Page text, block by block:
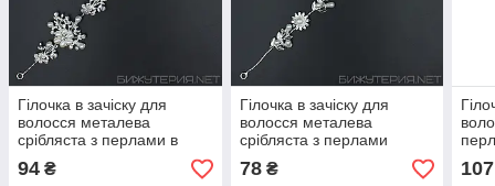
Гілочка в зачіску для
волосся металева
срібляста з перлами в
каменях квіточок 28 см із
двома неведимками
94 ₴
Гілочка в зачіску для
волосся металева
срібляста з перлами
ромашка пелюстки 28 см
із двома неведимками
78₴ 107